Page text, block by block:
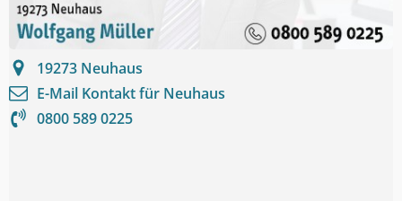
19273 Neuhaus
E-Mail Kontakt für Neuhaus
0800 589 0225